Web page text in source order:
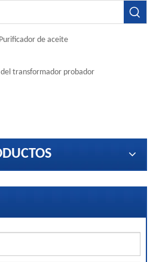
Purificador de aceite
transformador probador